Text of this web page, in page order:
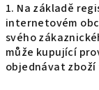
1. Na základě
internetovém
svého
může kupující
objednávat